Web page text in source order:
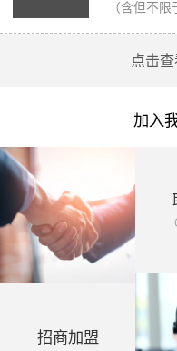
（含但不
点击
加入
招商加盟